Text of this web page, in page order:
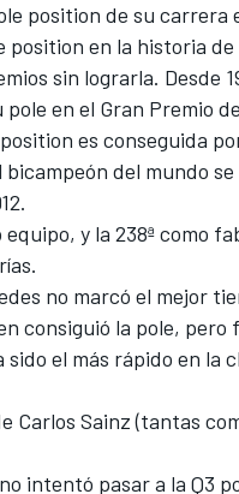
position de su carrera
position en la historia
sin lograrla. Desde
en el Gran Premio
es conseguida
del mundo
equipo, y la 238ª como
no marcó el mejor
consiguió la pole, pero
sido el más rápido en la
Carlos Sainz (tantas
intentó pasar a la Q3